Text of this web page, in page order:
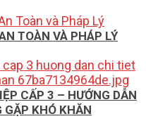
TOÀN VÀ PHÁP LÝ
CẤP 3 – HƯỚNG DẪN
KHÓ KHĂN